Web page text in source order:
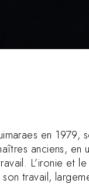
en 1979,
anciens, en
L’ironie et
travail,